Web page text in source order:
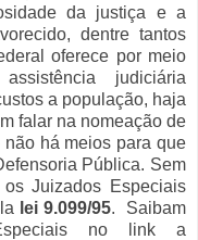
da justiça e a
dentre tantos
oferece por meio
judiciária
a população, haja
falar na nomeação de
há meios para que
Pública. Sem
Juizados Especiais
lei 9.099/95. Saibam
no link a